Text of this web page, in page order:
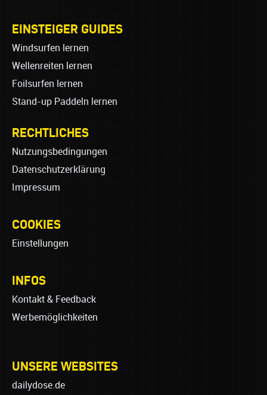
EINSTEIGER GUIDES
Windsurfen lernen
Wellenreiten lernen
Foilsurfen lernen
Stand-up Paddeln lernen
RECHTLICHES
Nutzungsbedingungen
Datenschutzerklärung
Impressum
COOKIES
Einstellungen
INFOS
Kontakt & Feedback
Werbemöglichkeiten
UNSERE WEBSITES
dailydose.de